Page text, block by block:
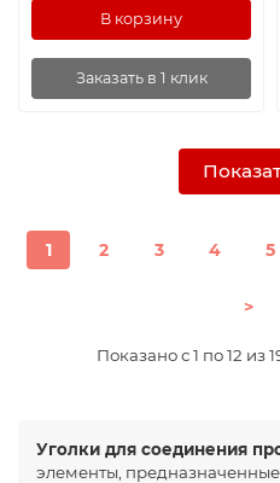
В корзину
Заказать в 1 клик
1 2 3 4 5
>
Показано с 1 по 12 из
Уголки для соединения
элементы,